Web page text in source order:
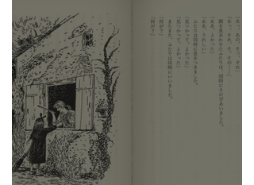
PREPARAR UNA RESPUESTA OFICIAL!